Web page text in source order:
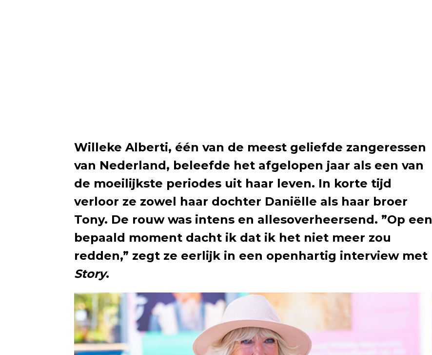
Willeke Alberti, één van de meest geliefde zangeressen
van Nederland, beleefde het afgelopen jaar als een van
de moeilijkste periodes uit haar leven. In korte tijd
verloor ze zowel haar dochter Daniëlle als haar broer
Tony. De rouw was intens en allesoverheersend. ”Op een
bepaald moment dacht ik dat ik het niet meer zou
redden,” zegt ze eerlijk in een openhartig interview met
Story.